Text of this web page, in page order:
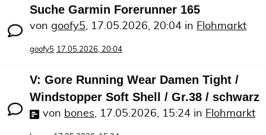
Suche Garmin Forerunner 165
von goofy5, 17.05.2026, 20:04 in Flohmarkt
goofy5 17.05.2026, 20:04
V: Gore Running Wear Damen Tight /
Windstopper Soft Shell / Gr.38 / schwarz
von bones, 17.05.2026, 15:24 in Flohmarkt